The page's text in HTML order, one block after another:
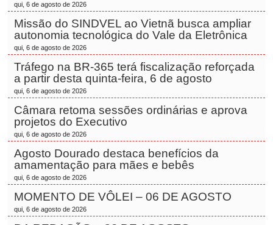
qui, 6 de agosto de 2026
Missão do SINDVEL ao Vietnã busca ampliar
autonomia tecnológica do Vale da Eletrônica
qui, 6 de agosto de 2026
Tráfego na BR-365 terá fiscalização reforçada
a partir desta quinta-feira, 6 de agosto
qui, 6 de agosto de 2026
Câmara retoma sessões ordinárias e aprova
projetos do Executivo
qui, 6 de agosto de 2026
Agosto Dourado destaca benefícios da
amamentação para mães e bebês
qui, 6 de agosto de 2026
MOMENTO DE VÔLEI – 06 DE AGOSTO
qui, 6 de agosto de 2026